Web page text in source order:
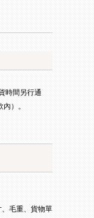
時間另行通
）。
毛重、貨物單